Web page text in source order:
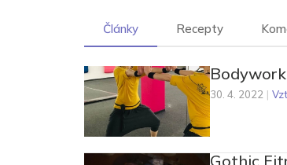
Články Recepty
30. 4. 2022 |
Gothic